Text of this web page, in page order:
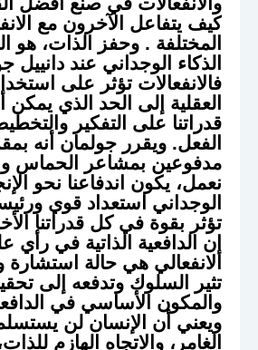
كيف يتفاعل الآخرون مع
المختلفة . وحفز الذات، هو
الذكاء الوجداني عند دانييل
فالانفعالات تؤثر على
العقلية إلى الحد الذي
قدراتنا على التفكير
الفعل. ويقرر جولمان أنه
مدفوعين بمشاعر الحماس و
نعمل، يكون اندفاعنا نحو
الوجداني استعداد قوي
تؤثر بقوة في كل قدراتنا
إن الدافعية الذاتية في رأي
الانفعالي هي حالة استشارة
تثير السلوك وتدفعه إلى
والمكون الأساسي في
ويعني أن الإنسان لن
الغامر، والاتجاه الهازم